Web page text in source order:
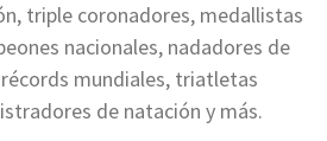
triple coronadores, medallistas
nacionales, nadadores de
mundiales, triatletas
de natación y más.